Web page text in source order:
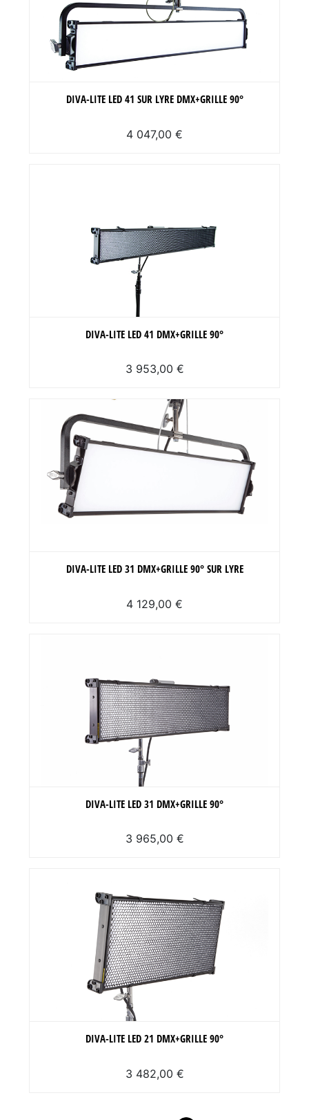
DIVA-LITE LED 41 SUR LYRE DMX+GRILLE 90°
4 047,00 €
DIVA-LITE LED 41 DMX+GRILLE 90°
3 953,00 €
DIVA-LITE LED 31 DMX+GRILLE 90° SUR LYRE
4 129,00 €
DIVA-LITE LED 31 DMX+GRILLE 90°
3 965,00 €
DIVA-LITE LED 21 DMX+GRILLE 90°
3 482,00 €